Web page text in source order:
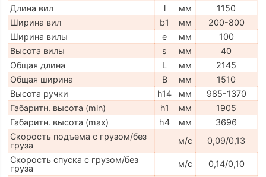
Длина вил
l мм
1150
Ширина вил
b1 мм
200-800
Ширина вилы
e мм
100
Высота вилы
s мм
40
Общая длина
L мм
2145
Общая ширина
B мм
1510
Высота ручки
h14 мм
985-1370
Габаритн. высота (min)
h1 мм
1905
Габаритн. высота (max)
h4 мм
3696
Скорость подъема с грузом/без
груза
м/с
0,09/0,13
Скорость спуска с грузом/без
груза
м/с
0,14/0,10